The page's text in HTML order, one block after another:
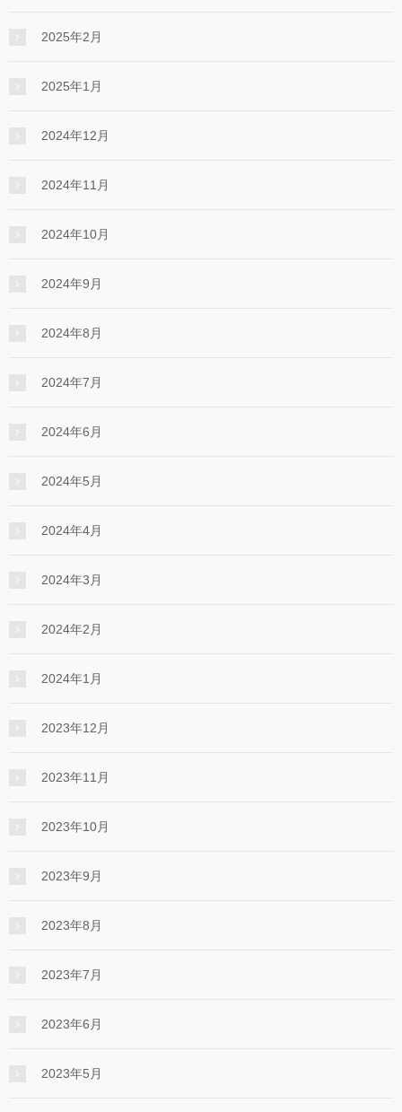
2025年2月
2025年1月
2024年12月
2024年11月
2024年10月
2024年9月
2024年8月
2024年7月
2024年6月
2024年5月
2024年4月
2024年3月
2024年2月
2024年1月
2023年12月
2023年11月
2023年10月
2023年9月
2023年8月
2023年7月
2023年6月
2023年5月